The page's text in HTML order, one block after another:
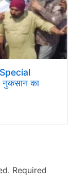
का
Required